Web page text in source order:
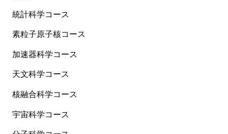
統計科学コース
素粒子原子核コース
加速器科学コース
天文科学コース
核融合科学コース
宇宙科学コース